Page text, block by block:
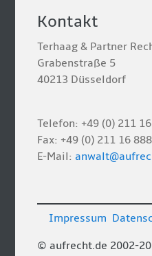
Kontakt
Terhaag & Partner
Grabenstraße 5
40213 Düsseldorf
Telefon: +49 (0) 211
Fax: +49 (0) 211 16
E-Mail:
© aufrecht.de 2002-
Impressum